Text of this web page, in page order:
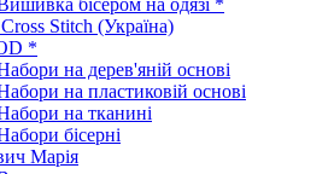
Stitch (Україна)
*
на дерев'яній основі
на пластиковій основі
на тканині
бісерні
Марія